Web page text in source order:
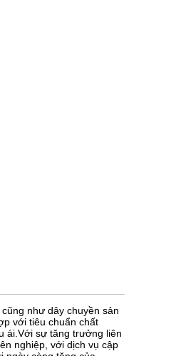
như dây chuyền sản
với tiêu chuẩn chất
ái.Với sự tăng trưởng liên
nghiệp, với dịch vụ cập